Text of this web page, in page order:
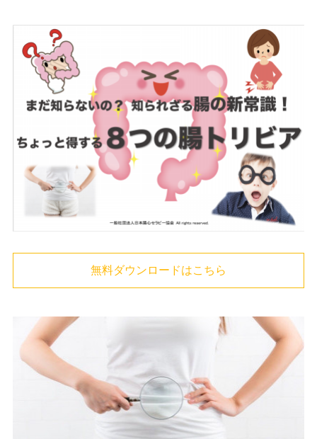
無料ダウンロードはこちら